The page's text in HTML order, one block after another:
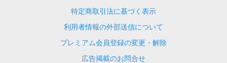
特定商取引法に基づく表示
利用者情報の外部送信について
プレミアム会員登録の変更・解除
広告掲載のお問合せ